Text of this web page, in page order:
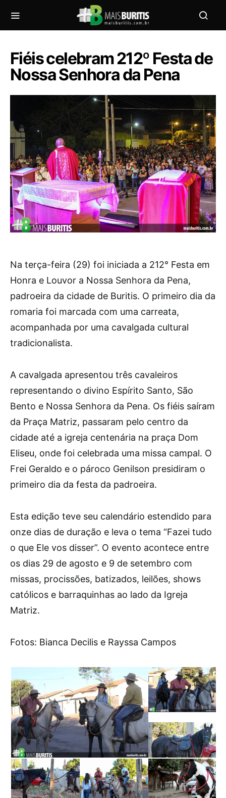
Fiéis celebram 212º Festa de
Nossa Senhora da Pena
Na terça-feira (29) foi iniciada a 212° Festa em
Honra e Louvor a Nossa Senhora da Pena,
padroeira da cidade de Buritis. O primeiro dia da
romaria foi marcada com uma carreata,
acompanhada por uma cavalgada cultural
tradicionalista.
A cavalgada apresentou três cavaleiros
representando o divino Espírito Santo, São
Bento e Nossa Senhora da Pena. Os fiéis saíram
da Praça Matriz, passaram pelo centro da
cidade até a igreja centenária na praça Dom
Eliseu, onde foi celebrada uma missa campal. O
Frei Geraldo e o pároco Genilson presidiram o
primeiro dia da festa da padroeira.
Esta edição teve seu calendário estendido para
onze dias de duração e leva o tema “Fazei tudo
o que Ele vos disser”. O evento acontece entre
os dias 29 de agosto e 9 de setembro com
missas, procissões, batizados, leilões, shows
católicos e barraquinhas ao lado da Igreja
Matriz.
Fotos: Bianca Decilis e Rayssa Campos